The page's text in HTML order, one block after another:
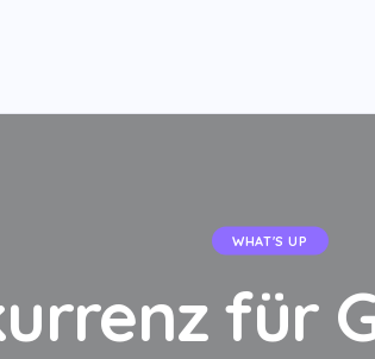
WHAT'S UP
für